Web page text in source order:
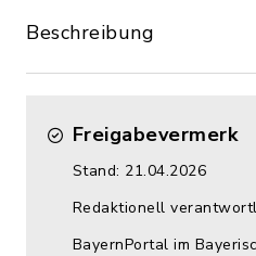
Beschreibung
Freigabevermerk
Stand: 21.04.2026
Redaktionell
BayernPortal im